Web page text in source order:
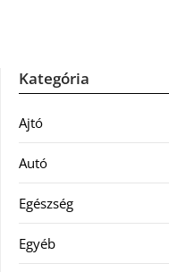
Kategória
Ajtó
Autó
Egészség
Egyéb